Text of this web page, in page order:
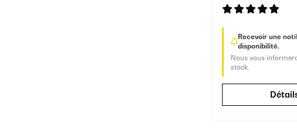
Recevoir une
disponibilité.
Nous vous
stock.